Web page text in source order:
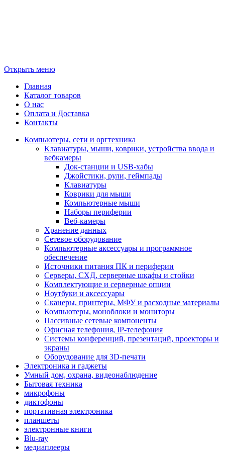
Открыть меню
Главная
Каталог товаров
О нас
Оплата и Доставка
Контакты
Компьютеры, сети и оргтехника
Клавиатуры, мыши, коврики, устройства ввода и
вебкамеры
Док-станции и USB-хабы
Джойстики, рули, геймпады
Клавиатуры
Коврики для мыши
Компьютерные мыши
Наборы периферии
Веб-камеры
Хранение данных
Сетевое оборудование
Компьютерные аксессуары и программное
обеспечение
Источники питания ПК и периферии
Серверы, СХД, серверные шкафы и стойки
Комплектующие и серверные опции
Ноутбуки и аксессуары
Сканеры, принтеры, МФУ и расходные материалы
Компьютеры, моноблоки и мониторы
Пассивные сетевые компоненты
Офисная телефония, IP-телефония
Системы конференций, презентаций, проекторы и
экраны
Оборудование для 3D-печати
Электроника и гаджеты
Умный дом, охрана, видеонаблюдение
Бытовая техника
микрофоны
диктофоны
портативная электроника
планшеты
электронные книги
Blu-ray
медиаплееры